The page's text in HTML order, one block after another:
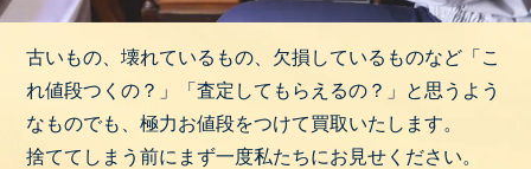
古いもの、壊れているもの、欠損しているものなど「こ
れ値段つくの？」「査定してもらえるの？」と思うよう
なものでも、極力お値段をつけて買取いたします。
捨ててしまう前にまず一度私たちにお見せください。